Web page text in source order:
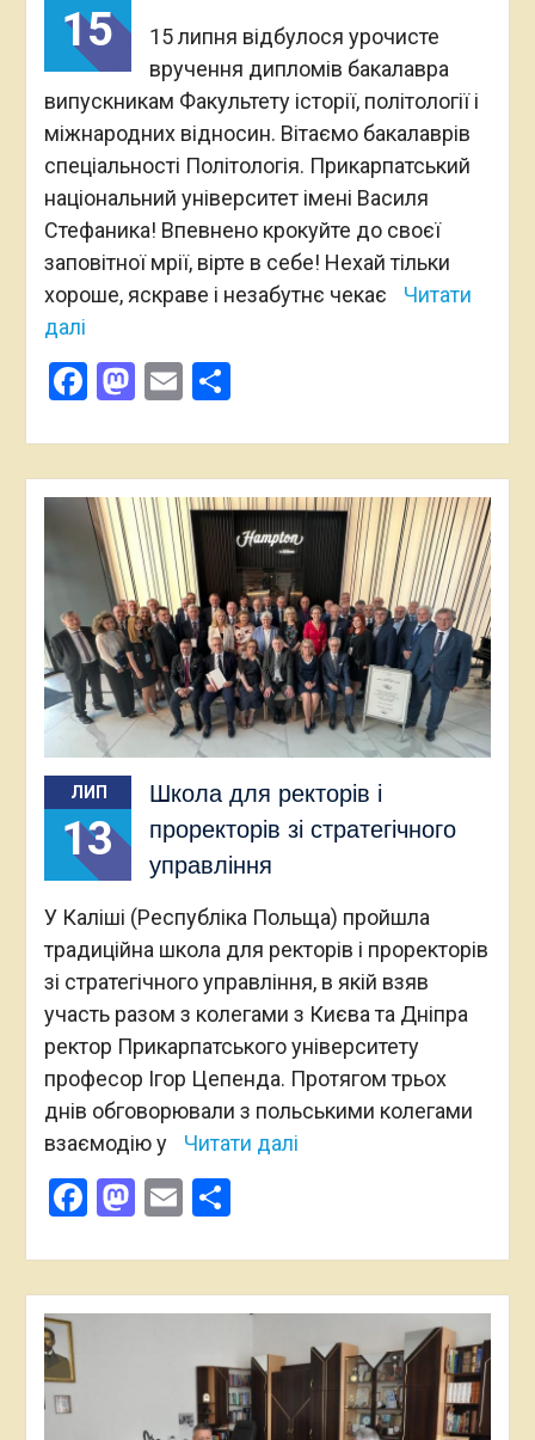
15
15 липня відбулося урочисте
вручення дипломів бакалавра
випускникам Факультету історії, політології і
міжнародних відносин. Вітаємо бакалаврів
спеціальності Політологія. Прикарпатський
національний університет імені Василя
Стефаника! Впевнено крокуйте до своєї
заповітної мрії, вірте в себе! Нехай тільки
хороше, яскраве і незабутнє чекає
Читати
далі
Facebook
Mastodon
EmailПоділитися
ЛИП
13
Школа для ректорів і
проректорів зі стратегічного
управління
У Каліші (Республіка Польща) пройшла
традиційна школа для ректорів і проректорів
зі стратегічного управління, в якій взяв
участь разом з колегами з Києва та Дніпра
ректор Прикарпатського університету
професор Ігор Цепенда. Протягом трьох
днів обговорювали з польськими колегами
взаємодію у
Читати далі
Facebook
Mastodon
EmailПоділитися